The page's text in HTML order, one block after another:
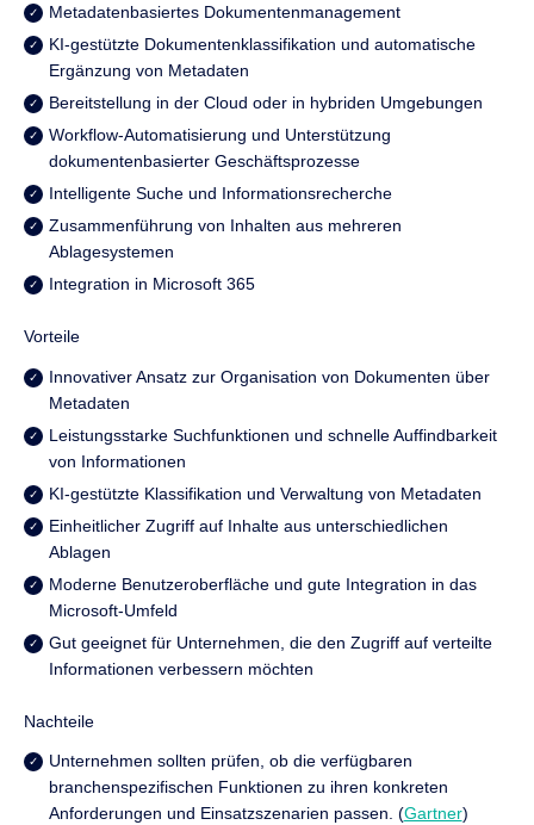
Metadatenbasiertes Dokumentenmanagement
KI-gestützte Dokumentenklassifikation und automatische
Ergänzung von Metadaten
Bereitstellung in der Cloud oder in hybriden Umgebungen
Workflow-Automatisierung und Unterstützung
dokumentenbasierter Geschäftsprozesse
Intelligente Suche und Informationsrecherche
Zusammenführung von Inhalten aus mehreren
Ablagesystemen
Integration in Microsoft 365
Vorteile
Innovativer Ansatz zur Organisation von Dokumenten über
Metadaten
Leistungsstarke Suchfunktionen und schnelle Auffindbarkeit
von Informationen
KI-gestützte Klassifikation und Verwaltung von Metadaten
Einheitlicher Zugriff auf Inhalte aus unterschiedlichen
Ablagen
Moderne Benutzeroberfläche und gute Integration in das
Microsoft-Umfeld
Gut geeignet für Unternehmen, die den Zugriff auf verteilte
Informationen verbessern möchten
Nachteile
Unternehmen sollten prüfen, ob die verfügbaren
branchenspezifischen Funktionen zu ihren konkreten
Anforderungen und Einsatzszenarien passen. (Gartner)